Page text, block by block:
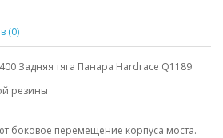
(0)
Задняя тяга Панара Hardrace Q1189
резины
боковое перемещение корпуса моста.